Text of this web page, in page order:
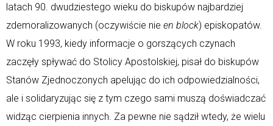
latach 90. dwudziestego wieku do biskupów najbardziej
zdemoralizowanych (oczywiście nie en block) episkopatów.
W roku 1993, kiedy informacje o gorszących czynach
zaczęły spływać do Stolicy Apostolskiej, pisał do biskupów
Stanów Zjednoczonych apelując do ich odpowiedzialności,
ale i solidaryzując się z tym czego sami muszą doświadczać
widząc cierpienia innych. Za pewne nie sądził wtedy, że wielu